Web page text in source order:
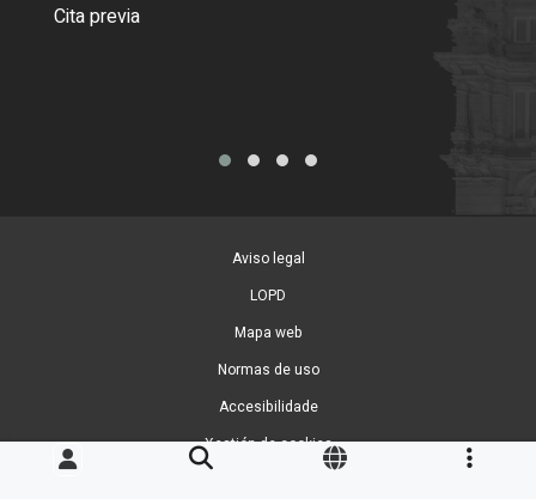
Cita previa
Aviso legal
LOPD
Mapa web
Normas de uso
Accesibilidade
Xestión de cookies